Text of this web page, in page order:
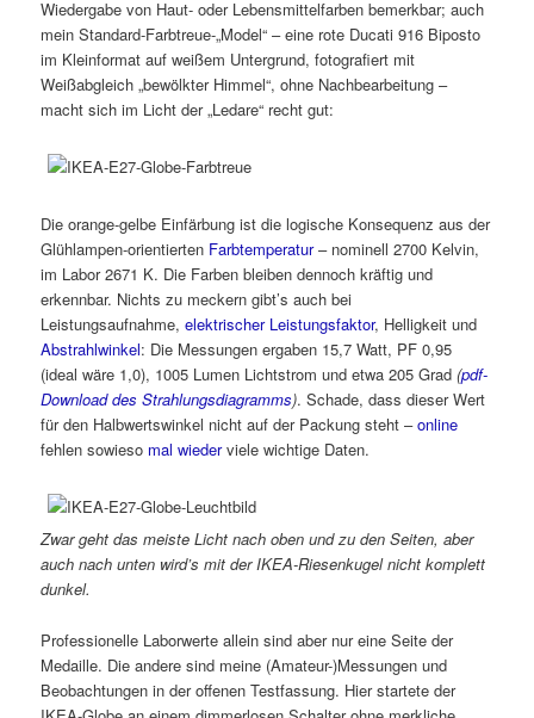
Wiedergabe von Haut- oder Lebensmittelfarben bemerkbar; auch
mein Standard-Farbtreue-„Model“ – eine rote Ducati 916 Biposto
im Kleinformat auf weißem Untergrund, fotografiert mit
Weißabgleich „bewölkter Himmel“, ohne Nachbearbeitung –
macht sich im Licht der „Ledare“ recht gut:
Die orange-gelbe Einfärbung ist die logische Konsequenz aus der
Glühlampen-orientierten Farbtemperatur– nominell 2700 Kelvin,
im Labor 2671 K. Die Farben bleiben dennoch kräftig und
erkennbar. Nichts zu meckern gibt’s auch bei
Leistungsaufnahme,elektrischer Leistungsfaktor, Helligkeit und
Abstrahlwinkel: Die Messungen ergaben 15,7 Watt, PF 0,95
(ideal wäre 1,0), 1005 Lumen Lichtstrom und etwa 205 Grad(pdf-
Download des Strahlungsdiagramms). Schade, dass dieser Wert
für den Halbwertswinkel nicht auf der Packung steht –online
fehlen sowieso mal wiederviele wichtige Daten.
Zwar geht das meiste Licht nach oben und zu den Seiten, aber
auch nach unten wird’s mit der IKEA-Riesenkugel nicht komplett
dunkel.
Professionelle Laborwerte allein sind aber nur eine Seite der
Medaille. Die andere sind meine (Amateur-)Messungen und
Beobachtungen in der offenen Testfassung. Hier startete der